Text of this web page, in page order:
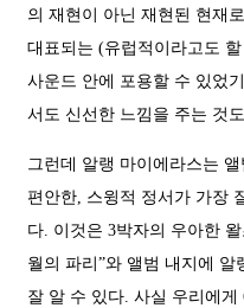
의 재현이 아닌 재현된 현재
대표되는 (유럽적이라고도
사운드 안에 포용할 수 있었
서도 신선한 느낌을 주는 것
그런데 알랭 마이에라스는
편안한, 스윙적 정서가 가장
다. 이것은 3박자의 우아한
월의 파리”와 앨범 내지에 알
잘 알 수 있다. 사실 우리에게